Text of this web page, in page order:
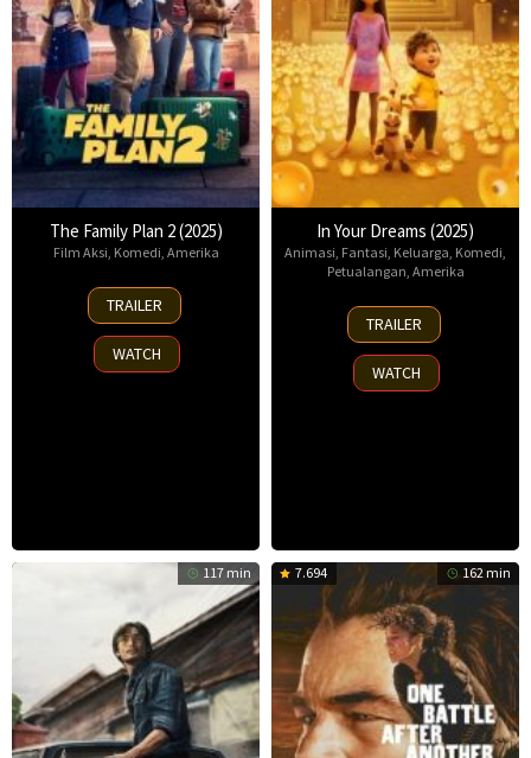
The Family Plan 2 (2025)
Film Aksi, Komedi, Amerika
11
Nov
2025
TRAILER
WATCH
In Your Dreams (2025)
Animasi, Fantasi, Keluarga, Komedi,
Petualangan, Amerika
7
Nov
2025
TRAILER
WATCH
117 min 7.694 162 min